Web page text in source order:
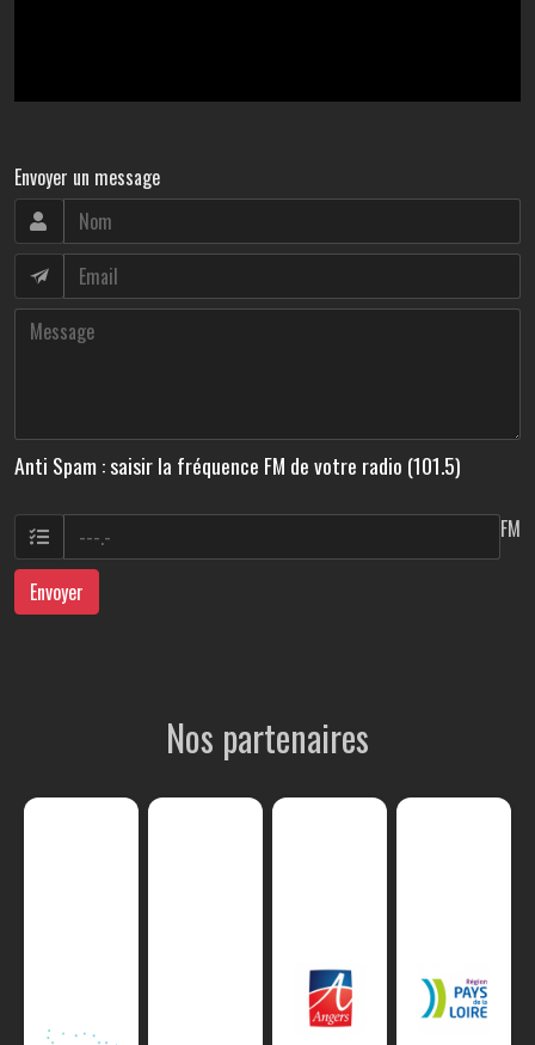
Envoyer un message
Anti Spam : saisir la fréquence FM de votre radio (101.5)
FM
Envoyer
Nos partenaires